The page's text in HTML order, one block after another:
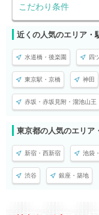
こだわり条件
近くの人気のエリア・
水道橋・後楽園 四
東京駅・京橋 神田
赤坂・赤坂見附・溜池山王
東京都の人気のエリア
新宿・西新宿 池袋
渋谷 銀座・築地